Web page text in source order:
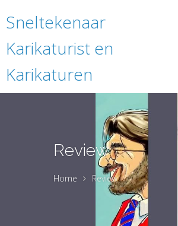
Sneltekenaar
Karikaturist en
Karikaturen
Review
Home Review